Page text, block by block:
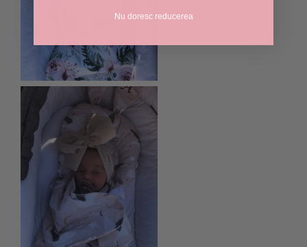
Nu doresc reducerea